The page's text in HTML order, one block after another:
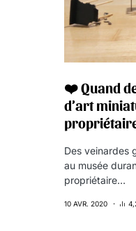
❤️ Quand
d’art
Des veinardes
au musée
propriétaire…
10 AVR. 2020